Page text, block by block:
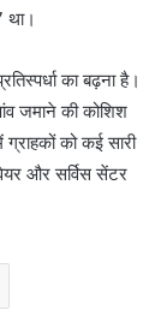
का बढ़ना है।
जमाने की कोशिश
को कई सारी
और सर्विस सेंटर